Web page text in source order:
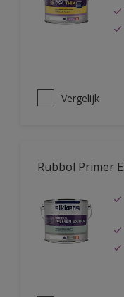
Vergelijk
Rubbol Primer